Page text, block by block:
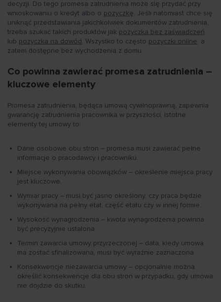
decyzji​​​​. Do tego promesa zatrudnienia może się przydać przy
wnioskowaniu o kredyt albo o pożyczkę. Jeśli natomiast chce się
uniknąć przedstawiania jakichkolwiek dokumentów zatrudnienia,
trzeba szukać takich produktów jak pożyczka bez zaświadczeń
lub pożyczka na dowód. Wszystko to często pożyczki online, a
zatem dostępne bez wychodzenia z domu.
Co powinna zawierać promesa zatrudnienia –
kluczowe elementy
Promesa zatrudnienia, będąca umową cywilnoprawną, zapewnia
gwarancję zatrudnienia pracownika w przyszłości. Istotne
elementy tej umowy to:
Dane osobowe obu stron – promesa musi zawierać pełne
informacje o pracodawcy i pracowniku.
Miejsce wykonywania obowiązków – określenie miejsca pracy
jest kluczowe.
Wymiar pracy – musi być jasno określony, czy praca będzie
wykonywana na pełny etat, część etatu czy w innej formie.
Wysokość wynagrodzenia – kwota wynagrodzenia powinna
być precyzyjnie ustalona.
Termin zawarcia umowy przyrzeczonej – data, kiedy umowa
ma zostać sfinalizowana, musi być wyraźnie zaznaczona.
Konsekwencje niezawarcia umowy – opcjonalnie można
określić konsekwencje dla obu stron w przypadku, gdy umowa
nie dojdzie do skutku.